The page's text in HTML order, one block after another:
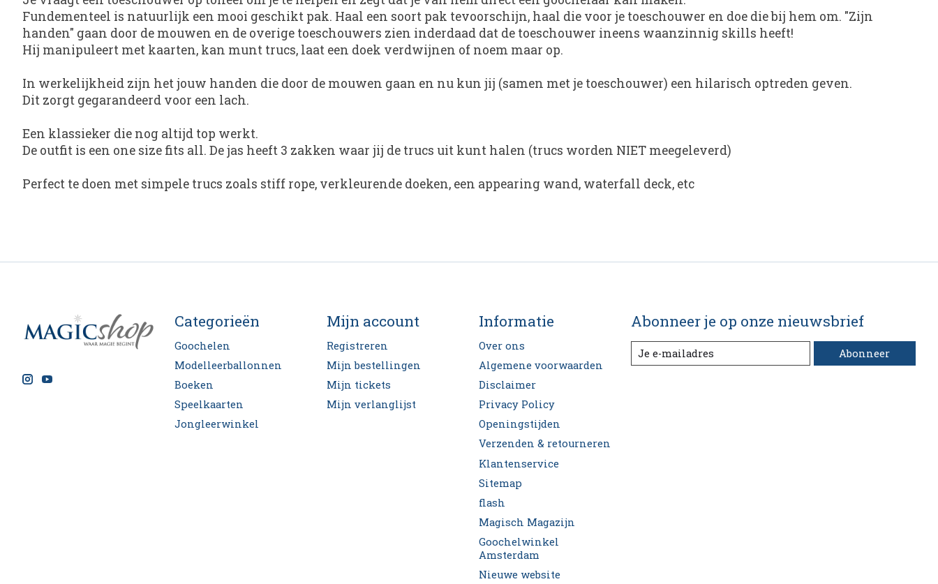
Fundementeel is natuurlijk een mooi geschikt pak. Haal een soort pak tevoorschijn, haal die voor je toeschouwer en doe die bij hem om. "Zijn
handen" gaan door de mouwen en de overige toeschouwers zien inderdaad dat de toeschouwer ineens waanzinnig skills heeft!
Hij manipuleert met kaarten, kan munt trucs, laat een doek verdwijnen of noem maar op.
In werkelijkheid zijn het jouw handen die door de mouwen gaan en nu kun jij (samen met je toeschouwer) een hilarisch optreden geven.
Dit zorgt gegarandeerd voor een lach.
Een klassieker die nog altijd top werkt.
De outfit is een one size fits all. De jas heeft 3 zakken waar jij de trucs uit kunt halen (trucs worden NIET meegeleverd)
Perfect te doen met simpele trucs zoals stiff rope, verkleurende doeken, een appearing wand, waterfall deck, etc
Categorieën
Goochelen
Modelleerballonnen
Boeken
Speelkaarten
Jongleerwinkel
Mijn account
Registreren
Mijn bestellingen
Mijn tickets
Mijn verlanglijst
Informatie
Over ons
Algemene voorwaarden
Disclaimer
Privacy Policy
Openingstijden
Verzenden & retourneren
Klantenservice
Sitemap
flash
Magisch Magazijn
Goochelwinkel
Amsterdam
Nieuwe website
Abonneer je op onze nieuwsbrief
Abonneer